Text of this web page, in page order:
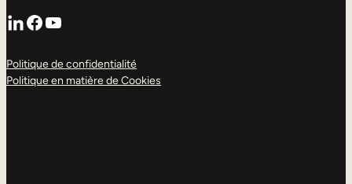
LinkedIn
Facebook
YouTube
Politique de confidentialité
Politique en matière de Cookies